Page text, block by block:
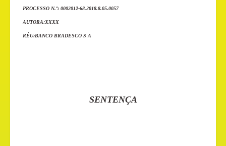
PROCESSO N.º: 0002012-68.2018.8.05.0057
AUTORA:XXXX
RÉU:BANCO BRADESCO S A
SENTENÇA